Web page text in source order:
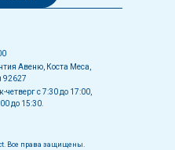
Авеню, Коста Меса,
92627
четверг с 7:30 до 17:00,
до 15:30.
Все права защищены.